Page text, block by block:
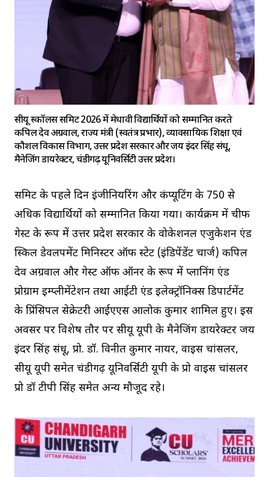
सीयू स्कॉलर्स समिट 2026 में मेधावी विद्यार्थियों को सम्मानित करते
कपिल देव अग्रवाल, राज्य मंत्री (स्वतंत्र प्रभार), व्यावसायिक शिक्षा एवं
कौशल विकास विभाग, उत्तर प्रदेश सरकार और जय इंदर सिंह संधू,
मैनेजिंग डायरेक्टर, चंडीगढ़ यूनिवर्सिटी उत्तर प्रदेश।
समिट के पहले दिन इंजीनियरिंग और कंप्यूटिंग के 750 से
अधिक विद्यार्थियों को सम्मानित किया गया। कार्यक्रम में चीफ
गेस्ट के रूप में उत्तर प्रदेश सरकार के वोकेशनल एजुकेशन एंड
स्किल डेवलपमेंट मिनिस्टर ऑफ स्टेट (इंडिपेंडेंट चार्ज) कपिल
देव अग्रवाल और गेस्ट ऑफ ऑनर के रूप में प्लानिंग एंड
प्रोग्राम इम्प्लीमेंटेशन तथा आईटी एंड इलेक्ट्रॉनिक्स डिपार्टमेंट
के प्रिंसिपल सेक्रेटरी आईएएस आलोक कुमार शामिल हुए। इस
अवसर पर विशेष तौर पर सीयू यूपी के मैनेजिंग डायरेक्टर जय
इंदर सिंह संधू, प्रो. डॉ. विनीत कुमार नायर, वाइस चांसलर,
सीयू यूपी समेत चंडीगढ़ यूनिवर्सिटी यूपी के प्रो वाइस चांसलर
प्रो डॉ टीपी सिंह समेत अन्य मौजूद रहे।